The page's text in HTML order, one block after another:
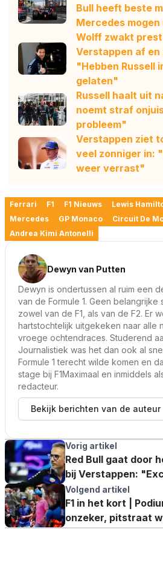
Bull heeft beste
Mercedes mogen
Wolff zwakt
Verstappen af
"Hebben Russell
gelaten"
Russell haalt uit
noemt straf
probleem"
Verstappen ziet
veel zonniger in:
weer verrast"
Ferrari F1 F1 Nieuws Lewis
Mercedes
GP Monaco
Circuit De
Andrea Kimi Antonelli
Dewyn van Putten
Dewyn is ondertussen al ruim een
van de Formule 1. Geen belangrijke
zowel van de F1, als van de F2. Er
hartstochtelijk uitgekeken naar alle
vroege ochtendraces. Studerend
Journalistiek was het dan ook al
Formule 1 terecht wilde komen en
stage bij F1Maximaal en inmiddels
redacteur.
Bekijk berichten van de auteur
Vorig artikel
Red Bull gaat door
bij Verstappen:
Max"
Volgend artikel
F1 in het kort |
onzeker, pitstraat